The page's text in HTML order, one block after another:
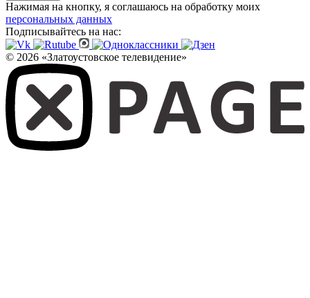
Нажимая на кнопку, я соглашаюсь на обработку моих
персональных данных
Подписывайтесь на нас:
© 2026 «Златоустовское телевидение»